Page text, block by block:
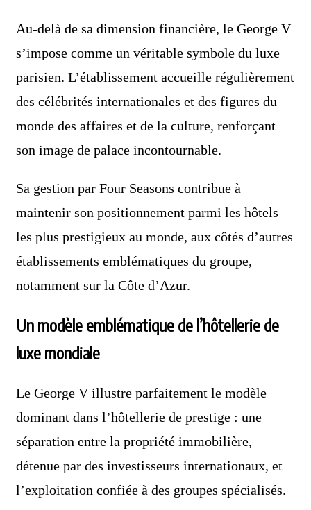
Au-delà de sa dimension financière, le George V
s’impose comme un véritable symbole du luxe
parisien. L’établissement accueille régulièrement
des célébrités internationales et des figures du
monde des affaires et de la culture, renforçant
son image de palace incontournable.
Sa gestion par Four Seasons contribue à
maintenir son positionnement parmi les hôtels
les plus prestigieux au monde, aux côtés d’autres
établissements emblématiques du groupe,
notamment sur la Côte d’Azur.
Un modèle emblématique de l’hôtellerie de
luxe mondiale
Le George V illustre parfaitement le modèle
dominant dans l’hôtellerie de prestige : une
séparation entre la propriété immobilière,
détenue par des investisseurs internationaux, et
l’exploitation confiée à des groupes spécialisés.